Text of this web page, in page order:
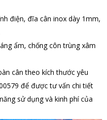
điện, đĩa cân inox dày 1mm,
ẩm, chống côn trùng xâm
cân theo kích thước yêu
để được tư vấn chi tiết
sử dụng và kinh phí của